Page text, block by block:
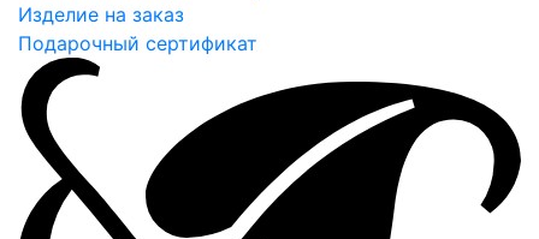
Изделие на заказ
Подарочный сертификат